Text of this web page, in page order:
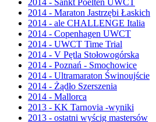
2014 - Sankt Poelten UWCT
2014 - Maraton Jastrzębi Łaskich
2014 - ale CHALLENGE Italia
2014 - Copenhagen UWCT
2014 - UWCT Time Trial
2014 - V Pętla Stołowogórska
2014 - Poznań - Smochowice
2014 - Ultramaraton Świnoujście
2014 - Żądło Szerszenia
2014 - Mallorca
2013 - KK Tarnovia -wyniki
2013 - ostatni wyścig mastersów